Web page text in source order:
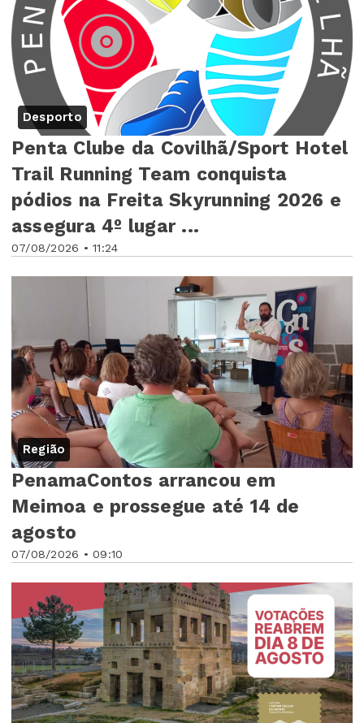
Desporto
07/08/2026 • 11:24
Penta Clube da Covilhã/Sport Hotel
Trail Running Team conquista
pódios na Freita Skyrunning 2026 e
assegura 4º lugar ...
Região
07/08/2026 • 09:10
PenamaContos arrancou em
Meimoa e prossegue até 14 de
agosto